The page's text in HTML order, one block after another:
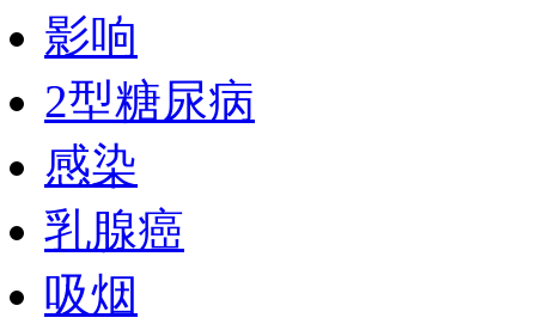
影响
2型糖尿病
感染
乳腺癌
吸烟